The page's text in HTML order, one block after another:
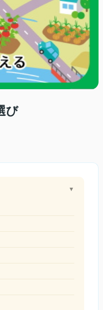
び
▲